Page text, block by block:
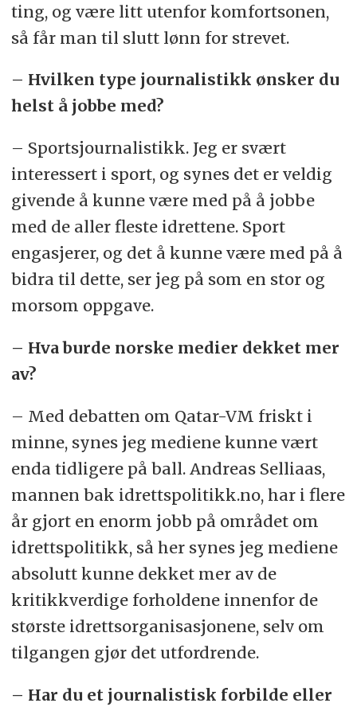
ting, og være litt utenfor komfortsonen,
så får man til slutt lønn for strevet.
– Hvilken type journalistikk ønsker du
helst å jobbe med?
– Sportsjournalistikk. Jeg er svært
interessert i sport, og synes det er veldig
givende å kunne være med på å jobbe
med de aller fleste idrettene. Sport
engasjerer, og det å kunne være med på å
bidra til dette, ser jeg på som en stor og
morsom oppgave.
– Hva burde norske medier dekket mer
av?
– Med debatten om Qatar-VM friskt i
minne, synes jeg mediene kunne vært
enda tidligere på ball. Andreas Selliaas,
mannen bak idrettspolitikk.no, har i flere
år gjort en enorm jobb på området om
idrettspolitikk, så her synes jeg mediene
absolutt kunne dekket mer av de
kritikkverdige forholdene innenfor de
største idrettsorganisasjonene, selv om
tilgangen gjør det utfordrende.
– Har du et journalistisk forbilde eller